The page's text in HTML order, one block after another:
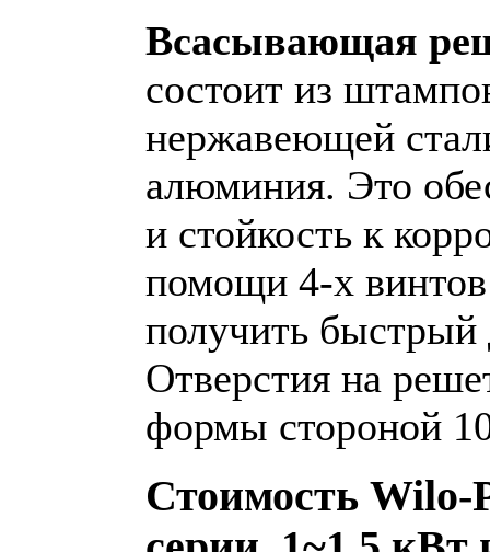
Всасывающая
состоит из
нержавеющей
алюминия. Это
и стойкость к
помощи 4-х винтов
получить быстрый
Отверстия на
формы стороной
Стоимость